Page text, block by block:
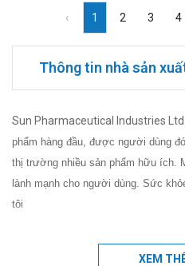
‹ 1 2 3 4
Thông tin nhà sản
Sun Pharmaceutical Industries Ltd.
phẩm hàng đầu, được người dùng
thị trường nhiều sản phẩm hữu ích.
lành mạnh cho người dùng. Sức
tôi
XEM